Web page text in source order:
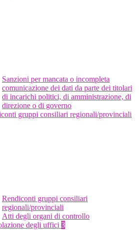
Sanzioni per mancata o incompleta
comunicazione dei dati da parte dei titolari
di incarichi politici, di amministrazione, di
direzione o di governo
gruppi consiliari regionali/provinciali
Rendiconti gruppi consiliari
regionali/provinciali
Atti degli organi di controllo
degli uffici 3